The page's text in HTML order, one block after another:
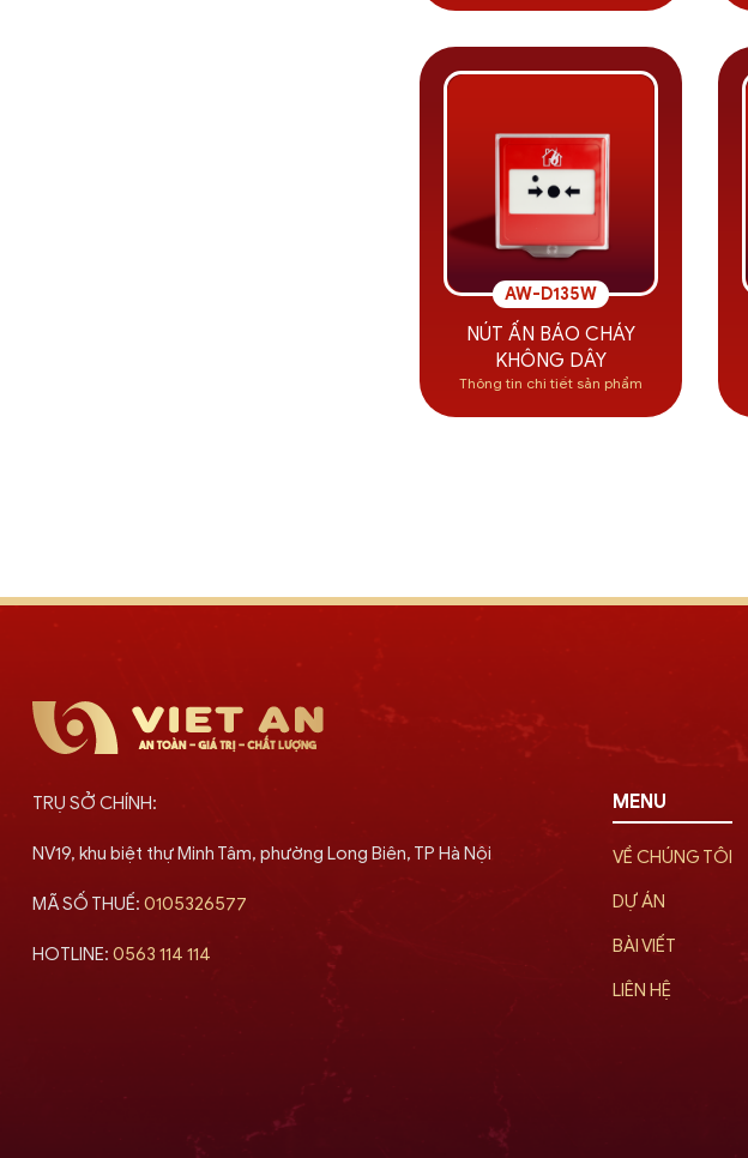
AW-D135W
NÚT ẤN BÁO CHÁY
KHÔNG DÂY
Thông tin chi tiết sản phẩm
TRỤ SỞ CHÍNH:
NV19, khu biệt thự Minh Tâm, phường Long Biên, TP Hà Nội
MÃ SỐ THUẾ: 0105326577
HOTLINE: 0563 114 114
MENU
VỀ CHÚNG TÔI
DỰ ÁN
BÀI VIẾT
LIÊN HỆ